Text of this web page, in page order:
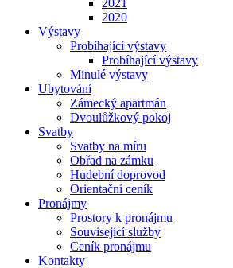
2021
2020
Výstavy
Probíhající výstavy
Probíhající výstavy
Minulé výstavy
Ubytování
Zámecký apartmán
Dvoulůžkový pokoj
Svatby
Svatby na míru
Obřad na zámku
Hudební doprovod
Orientační ceník
Pronájmy
Prostory k pronájmu
Související služby
Ceník pronájmu
Kontakty